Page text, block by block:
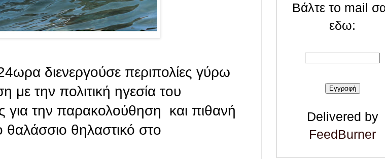
διενεργούσε περιπολίες γύρω
με την πολιτική ηγεσία του
για την παρακολούθηση και πιθανή
θαλάσσιο θηλαστικό στο
Βάλτε το mail
εδω:
Delivered by
FeedBurner